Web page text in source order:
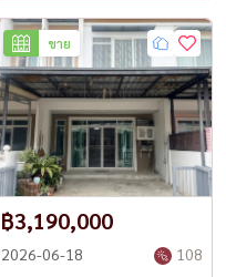
ขาย
฿3,190,000
2026-06-18 108